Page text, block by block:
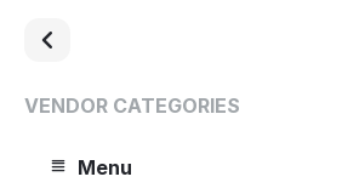
VENDOR CATEGORIES
Menu